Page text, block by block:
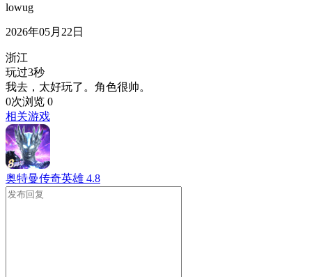
lowug
2026年05月22日
浙江
玩过3秒
我去，太好玩了。角色很帅。
0次浏览 0
相关游戏
奥特曼传奇英雄 4.8